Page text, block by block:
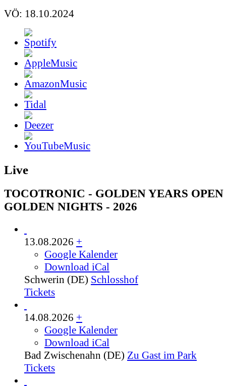
VÖ: 18.10.2024
Live
TOCOTRONIC - GOLDEN YEARS
GOLDEN NIGHTS - 2026
13.08.2026 +
Google Kalender
Download iCal
Schwerin (DE) Schlosshof
Tickets
14.08.2026 +
Google Kalender
Download iCal
Bad Zwischenahn (DE) Zu Gast im Park
Tickets